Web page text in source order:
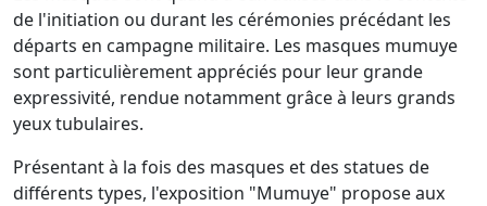
de l'initiation ou durant les cérémonies précédant les
départs en campagne militaire. Les masques mumuye
sont particulièrement appréciés pour leur grande
expressivité, rendue notamment grâce à leurs grands
yeux tubulaires.
Présentant à la fois des masques et des statues de
différents types, l'exposition "Mumuye" propose aux